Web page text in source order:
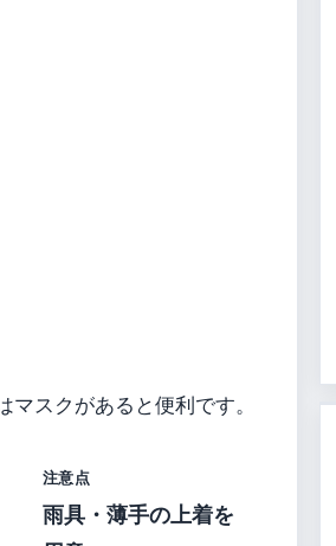
スクがあると便利です。
注意点
雨具・薄手の上着を